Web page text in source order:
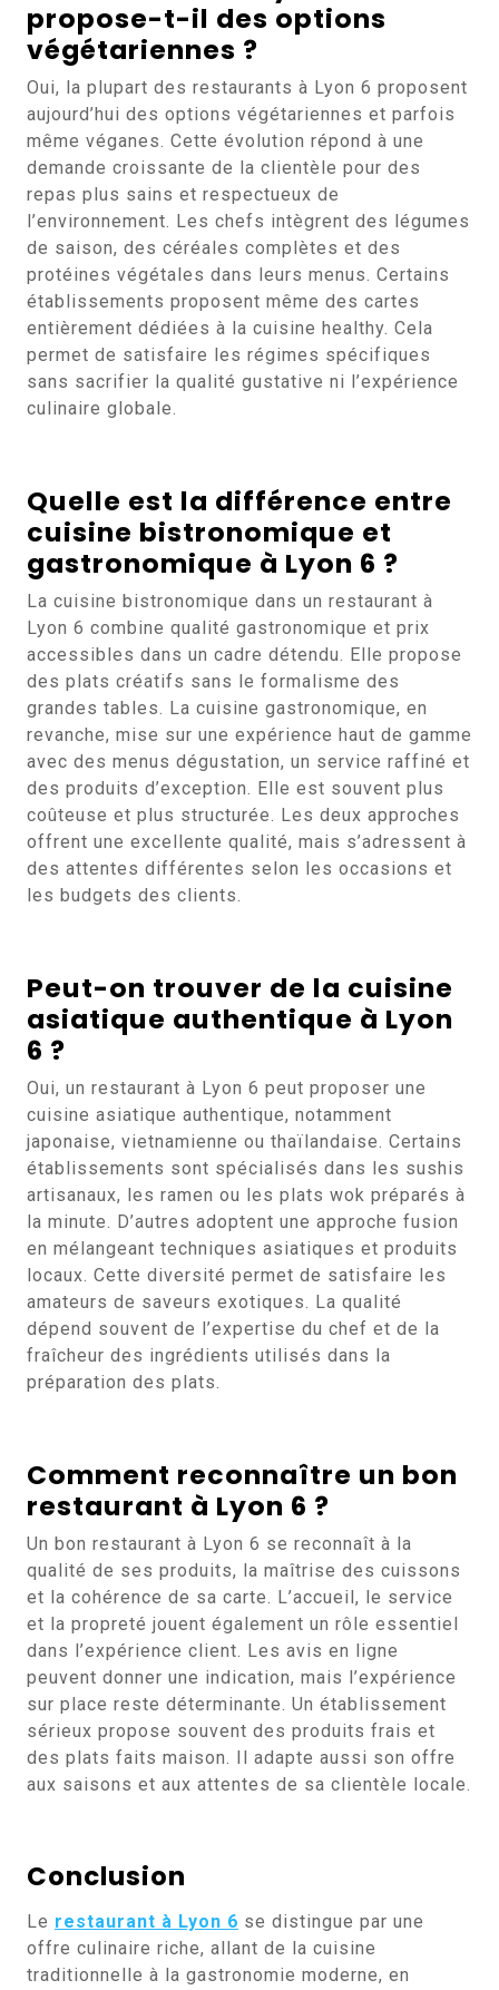
propose-t-il des options
végétariennes ?
Oui, la plupart des restaurants à Lyon 6 proposent
aujourd’hui des options végétariennes et parfois
même véganes. Cette évolution répond à une
demande croissante de la clientèle pour des
repas plus sains et respectueux de
l’environnement. Les chefs intègrent des légumes
de saison, des céréales complètes et des
protéines végétales dans leurs menus. Certains
établissements proposent même des cartes
entièrement dédiées à la cuisine healthy. Cela
permet de satisfaire les régimes spécifiques
sans sacrifier la qualité gustative ni l’expérience
culinaire globale.
Quelle est la différence entre
cuisine bistronomique et
gastronomique à Lyon 6 ?
La cuisine bistronomique dans un restaurant à
Lyon 6 combine qualité gastronomique et prix
accessibles dans un cadre détendu. Elle propose
des plats créatifs sans le formalisme des
grandes tables. La cuisine gastronomique, en
revanche, mise sur une expérience haut de gamme
avec des menus dégustation, un service raffiné et
des produits d’exception. Elle est souvent plus
coûteuse et plus structurée. Les deux approches
offrent une excellente qualité, mais s’adressent à
des attentes différentes selon les occasions et
les budgets des clients.
Peut-on trouver de la cuisine
asiatique authentique à Lyon
6 ?
Oui, un restaurant à Lyon 6 peut proposer une
cuisine asiatique authentique, notamment
japonaise, vietnamienne ou thaïlandaise. Certains
établissements sont spécialisés dans les sushis
artisanaux, les ramen ou les plats wok préparés à
la minute. D’autres adoptent une approche fusion
en mélangeant techniques asiatiques et produits
locaux. Cette diversité permet de satisfaire les
amateurs de saveurs exotiques. La qualité
dépend souvent de l’expertise du chef et de la
fraîcheur des ingrédients utilisés dans la
préparation des plats.
Comment reconnaître un bon
restaurant à Lyon 6 ?
Un bon restaurant à Lyon 6 se reconnaît à la
qualité de ses produits, la maîtrise des cuissons
et la cohérence de sa carte. L’accueil, le service
et la propreté jouent également un rôle essentiel
dans l’expérience client. Les avis en ligne
peuvent donner une indication, mais l’expérience
sur place reste déterminante. Un établissement
sérieux propose souvent des produits frais et
des plats faits maison. Il adapte aussi son offre
aux saisons et aux attentes de sa clientèle locale.
Conclusion
Le restaurant à Lyon 6 se distingue par une
offre culinaire riche, allant de la cuisine
traditionnelle à la gastronomie moderne, en